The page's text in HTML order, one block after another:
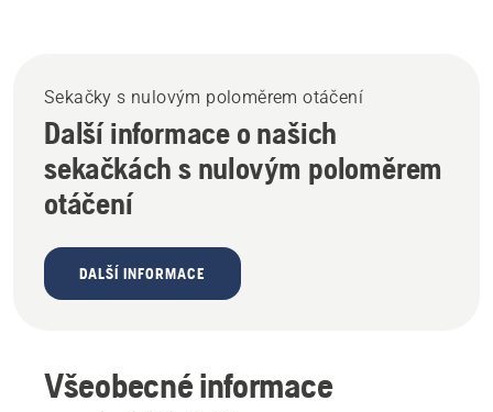
Sekačky s nulovým poloměrem otáčení
Další informace o našich
sekačkách s nulovým poloměrem
otáčení
DALŠÍ INFORMACE
Všeobecné informace